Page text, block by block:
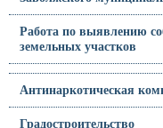
Работа по выявлению
земельных участков
Антинаркотическая
Градостроительство